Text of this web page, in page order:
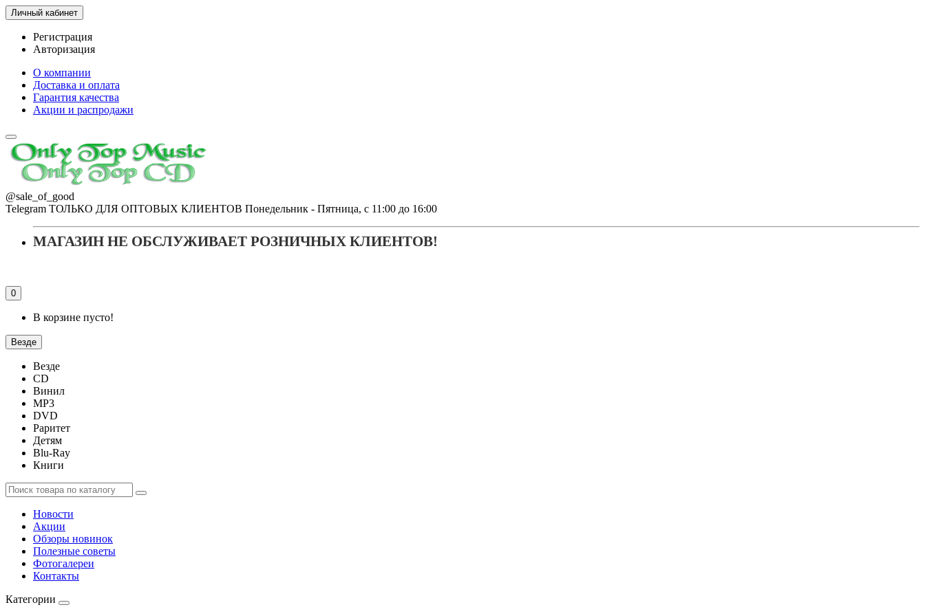
Личный кабинет
Регистрация
Авторизация
О компании
Доставка и оплата
Гарантия качества
Акции и распродажи
@sale_of_good
Telegram ТОЛЬКО ДЛЯ ОПТОВЫХ КЛИЕНТОВ Понедельник - Пятница, с 11:00 до 16:00
МАГАЗИН НЕ ОБСЛУЖИВАЕТ РОЗНИЧНЫХ КЛИЕНТОВ!
0
В корзине пусто!
Везде
Везде
CD
Винил
MP3
DVD
Раритет
Детям
Blu-Ray
Книги
Новости
Акции
Обзоры новинок
Полезные советы
Фотогалереи
Контакты
Категории